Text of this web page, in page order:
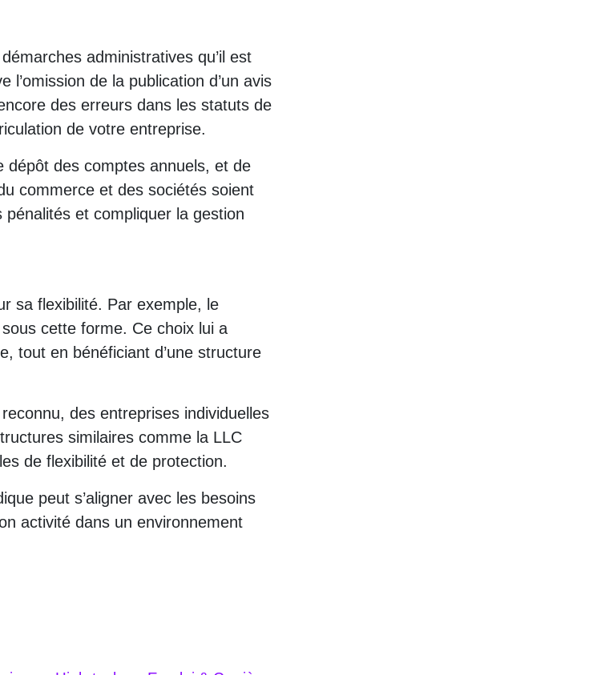
administratives qu’il est
de la publication d’un avis
des erreurs dans les statuts de
de votre entreprise.
dépôt des comptes annuels, et de
commerce et des sociétés soient
et compliquer la gestion
sa flexibilité. Par exemple, le
cette forme. Ce choix lui a
tout en bénéficiant d’une structure
des entreprises individuelles
similaires comme la LLC
de flexibilité et de protection.
peut s’aligner avec les besoins
activité dans un environnement